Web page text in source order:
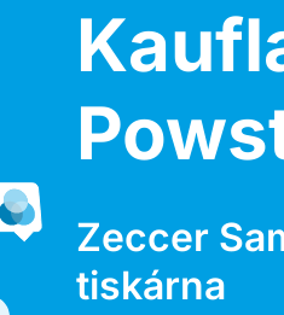
Zeccer
tiskárna